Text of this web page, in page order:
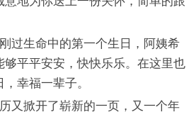
过生命中的第一个生日，阿姨希
平平安安，快快乐乐。在这里也
幸福一辈子。
又掀开了崭新的一页，又一个年